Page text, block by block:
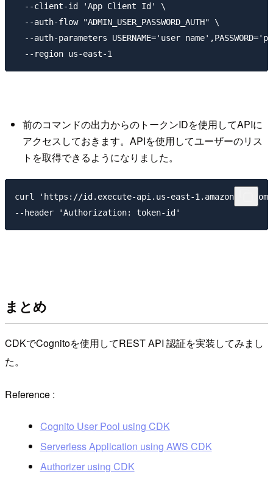
  --client-id 'App Client Id' \
  --auth-flow "ADMIN_USER_PASSWORD_AUTH" \
--auth-parameters USERNAME='user
前のコマンドの出力からのトークンIDを使用してAPIに
アクセスしておきます。APIを使用してユーザーのリス
トを取得できるようになりました。
curl 'https://id.execute-api.us-east-
まとめ
CDKでCognitoを使用してREST API 認証を実装してみまし
た。
Reference :
Cognito User Pool using CDK
Serverless Application using AWS CDK
Authorizer using CDK